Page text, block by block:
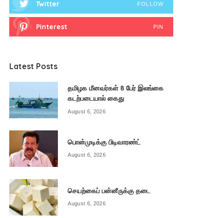
Twitter FOLLOW
Pinterest PIN
Latest Posts
தமிழக மீனவர்கள் 8 பேர் இலங்கை
கடற்படையால் கைது
August 6, 2026
பொன்முடிக்கு பிடிவாரண்ட்
August 6, 2026
செயற்கைப் பன்னீருக்கு தடை
August 6, 2026